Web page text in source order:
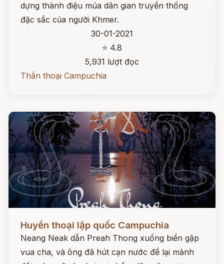
dựng thành điệu múa dân gian truyền thống
đặc sắc của người Khmer.
30-01-2021
⭐ 4.8
5,931 lượt đọc
Thần thoại Campuchia
Đọc ngay
Huyền thoại lập quốc Campuchia
Neang Neak dẫn Preah Thong xuống biển gặp
vua cha, và ông đã hút cạn nước để lại mảnh